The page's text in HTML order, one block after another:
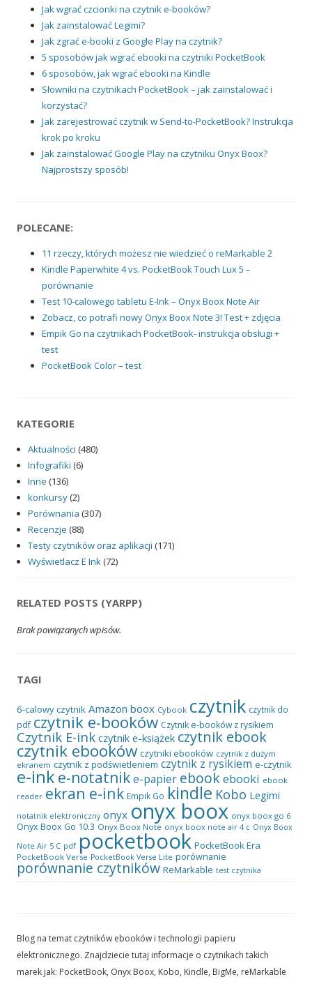
Jak wgrać czcionki na czytnik e-booków?
Jak zainstalować Legimi?
Jak zgrać e-booki z Google Play na czytnik?
5 sposobów jak wgrać ebooki na czytniki PocketBook
6 sposobów, jak wgrać ebooki na Kindle
Słowniki na czytnikach PocketBook – jak zainstalować i
korzystać?
Jak zarejestrować czytnik w Send-to-PocketBook? Instrukcja
krok po kroku
Jak zainstalować Google Play na czytniku Onyx Boox?
Najprostszy sposób!
POLECANE:
11 rzeczy, których możesz nie wiedzieć o reMarkable 2
Kindle Paperwhite 4 vs. PocketBook Touch Lux 5 –
porównanie
Test 10-calowego tabletu E-Ink – Onyx Boox Note Air
Zobacz, co potrafi nowy Onyx Boox Note 3! Test + zdjęcia
Empik Go na czytnikach PocketBook- instrukcja obsługi +
test
PocketBook Color – test
KATEGORIE
Aktualności (480)
Infografiki (6)
Inne (136)
konkursy(2)
Porównania (307)
Recenzje (88)
Testy czytników oraz aplikacji (171)
Wyświetlacz E Ink(72)
RELATED POSTS (YARPP)
Brak powiązanych wpisów.
TAGI
6-calowy czytnik Amazon boox Cybook czytnik czytnik do
pdf czytnik e-booków Czytnik e-booków z rysikiem
Czytnik E-ink czytnik e-książek czytnik ebook
czytnik ebooków czytniki ebooków czytnik z dużym
ekranem czytnik z podświetleniem czytnik z rysikiem e-czytnik
e-ink e-notatnike-papier ebookebooki ebook
reader ekran e-ink Empik Go kindle Kobo Legimi
notatnik elektroniczny onyx onyx boox onyx boox go 6
Onyx Boox Go 10.3 Onyx Boox Note onyx boox note air 4 c Onyx Boox
Note Air 5 C pdf pocketbook PocketBook Era
PocketBook Verse PocketBook Verse Lite porównanie
porównanie czytników ReMarkable test czytnika
Blog na temat czytników ebooków i technologii papieru
elektronicznego. Znajdziecie tutaj informacje o czytnikach takich
marek jak: PocketBook, Onyx Boox, Kobo, Kindle, BigMe, reMarkable